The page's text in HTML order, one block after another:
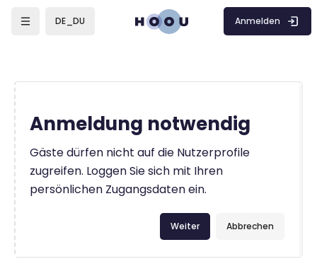
DE_DU Anmelden
Anmeldung notwendig
Gäste dürfen nicht auf die Nutzerprofile
zugreifen. Loggen Sie sich mit Ihren
persönlichen Zugangsdaten ein.
Abbrechen
Weiter